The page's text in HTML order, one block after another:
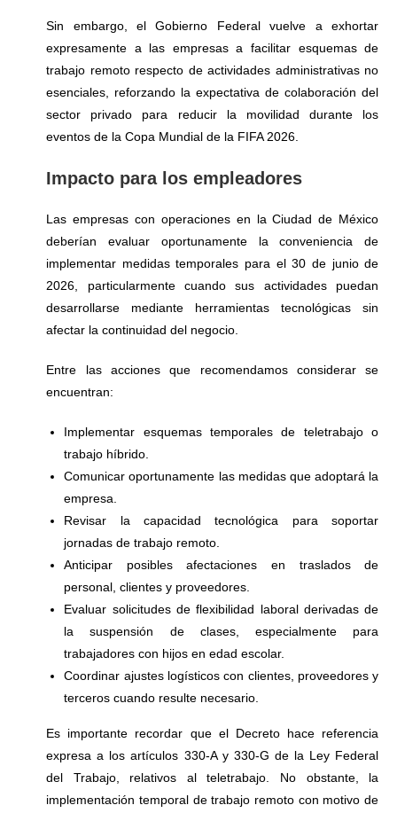
Sin embargo, el Gobierno Federal vuelve a exhortar
expresamente a las empresas a facilitar esquemas de
trabajo remoto respecto de actividades administrativas no
esenciales, reforzando la expectativa de colaboración del
sector privado para reducir la movilidad durante los
eventos de la Copa Mundial de la FIFA 2026.
Impacto para los empleadores
Las empresas con operaciones en la Ciudad de México
deberían evaluar oportunamente la conveniencia de
implementar medidas temporales para el 30 de junio de
2026, particularmente cuando sus actividades puedan
desarrollarse mediante herramientas tecnológicas sin
afectar la continuidad del negocio.
Entre las acciones que recomendamos considerar se
encuentran:
Implementar esquemas temporales de teletrabajo o
trabajo híbrido.
Comunicar oportunamente las medidas que adoptará la
empresa.
Revisar la capacidad tecnológica para soportar
jornadas de trabajo remoto.
Anticipar posibles afectaciones en traslados de
personal, clientes y proveedores.
Evaluar solicitudes de flexibilidad laboral derivadas de
la suspensión de clases, especialmente para
trabajadores con hijos en edad escolar.
Coordinar ajustes logísticos con clientes, proveedores y
terceros cuando resulte necesario.
Es importante recordar que el Decreto hace referencia
expresa a los artículos 330-A y 330-G de la Ley Federal
del Trabajo, relativos al teletrabajo. No obstante, la
implementación temporal de trabajo remoto con motivo de